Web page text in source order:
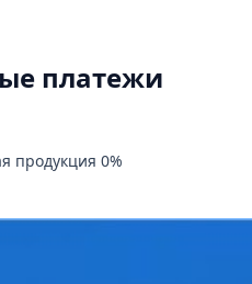
платежи
продукция 0%